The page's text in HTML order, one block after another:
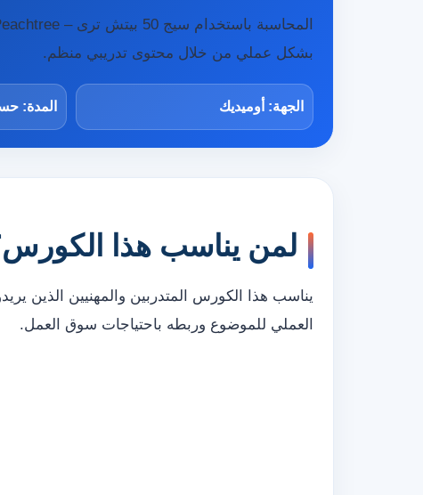
بشكل عملي من خلال محتوى تدريبي منظم.
الجهة: أوميديك المدة:
لمن يناسب هذا
يناسب هذا الكورس المتدربين والمهنيين الذين
العملي للموضوع وربطه باحتياجات سوق العمل.